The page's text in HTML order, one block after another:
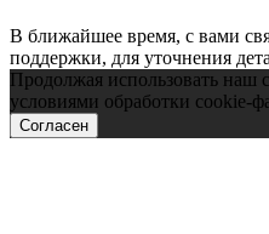
В ближайшее время, с вами
поддержки, для уточнения
Продолжая использовать наш
условиями обработки cookie-
Согласен